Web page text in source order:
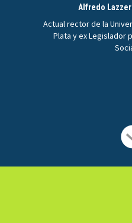
Alfredo
Actual rector de la
Plata y ex Legislador